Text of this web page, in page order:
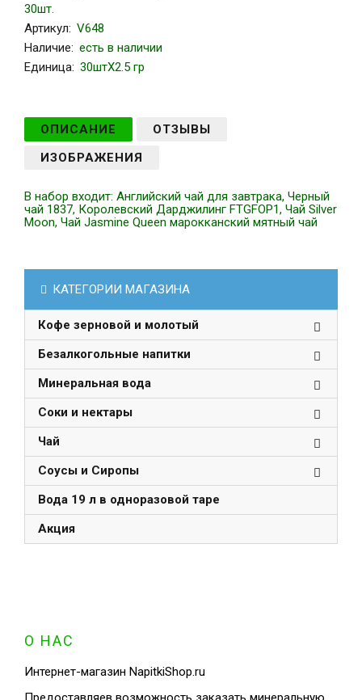
30шт.
Артикул: V648
Наличие: есть в наличии
Единица: 30штХ2.5 гр
ОПИСАНИЕ
ОТЗЫВЫ
ИЗОБРАЖЕНИЯ
В набор входит: Английский чай для завтрака, Черный
чай 1837, Королевский Дарджилинг FTGFOP1, Чай Silver
Moon, Чай Jasmine Queen марокканский мятный чай
КАТЕГОРИИ МАГАЗИНА
Кофе зерновой и молотый
Безалкогольные напитки
Минеральная вода
Соки и нектары
Чай
Соусы и Сиропы
Вода 19 л в одноразовой таре
Акция
О НАС
Интернет-магазин NapitkiShop.ru